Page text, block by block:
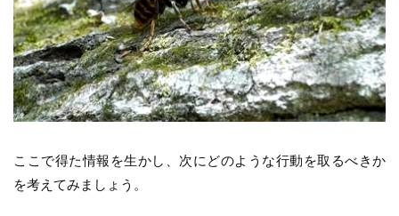
ここで得た情報を生かし、次にどのような行動を取るべきか
を考えてみましょう。